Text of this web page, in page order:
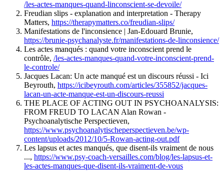
/les-actes-manques-quand-linconscient-se-devoile/
Freudian slips - explanation and interpretation - Therapy
Matters, https://therapymatters.co/freudian-slips/
Manifestations de l'inconsience | Jan-Edouard Brunie,
https://brunie-psychanalyste.fr/manifestations-de-linconsience/
Les actes manqués : quand votre inconscient prend le
contrôle, /les-actes-manques-quand-votre-inconscient-prend-
le-controle/
Jacques Lacan: Un acte manqué est un discours réussi - Ici
Beyrouth, https://icibeyrouth.com/articles/355852/jacques-
lacan-un-acte-manque-est-un-discours-reussi
THE PLACE OF ACTING OUT IN PSYCHOANALYSIS:
FROM FREUD TO LACAN Alan Rowan -
Psychoanalytische Perspectieven,
https://www.psychoanalytischeperspectieven.be/wp-
content/uploads/2012/10/5-Rowan-acting-out.pdf
Les lapsus et actes manqués, que disent-ils vraiment de nous
..., https://www.psy-coach-versailles.com/blog/les-lapsus-et-
les-actes-manques-que-disent-ils-vraiment-de-vous